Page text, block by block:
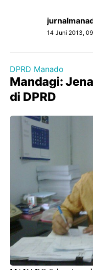
14 Juni 2013,
DPRD Manado
Mandagi:
di DPRD